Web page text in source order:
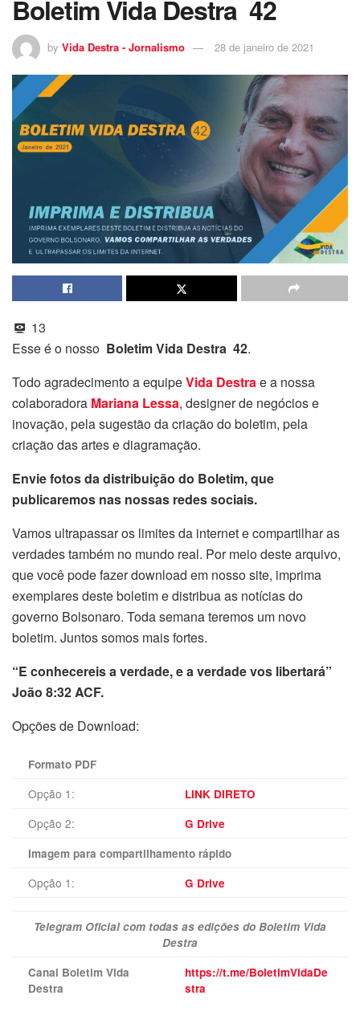
Boletim Vida Destra 42
by Vida Destra - Jornalismo 28 de janeiro de 2021
13
Esse é o nosso Boletim Vida Destra 42.
Todo agradecimento a equipeVida Destrae a nossa
colaboradora Mariana Lessa, designer de negócios e
inovação, pela sugestão da criação do boletim, pela
criação das artes e diagramação.
Envie fotos da distribuição do Boletim, que
publicaremos nas nossas redes sociais.
Vamos ultrapassar os limites da internet e compartilhar as
verdades também no mundo real. Por meio deste arquivo,
que você pode fazer download em nosso site, imprima
exemplares deste boletim e distribua as notícias do
governo Bolsonaro. Toda semana teremos um novo
boletim. Juntos somos mais fortes.
“E conhecereis a verdade, e a verdade vos libertará”
João 8:32 ACF.
Opções de Download:
Formato PDF
Opção 1: LINK DIRETO
Opção 2:
G Drive
Imagem para compartilhamento rápido
Opção 1: G Drive
Telegram Oficial com todas as edições do Boletim Vida
Destra
Canal Boletim Vida
Destra
https://t.me/BoletimVidaDe
stra